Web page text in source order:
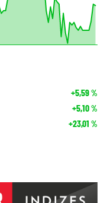
+5,59%
+5,10%
+23,01 %